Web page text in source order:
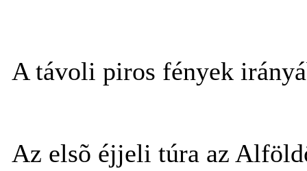
A távoli piros fények
Az elsõ éjjeli túra az